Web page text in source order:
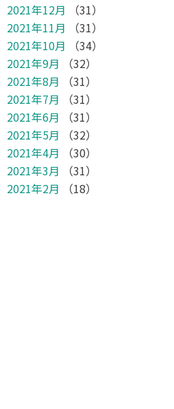
2021年12月
（31）
2021年11月
（31）
2021年10月
（34）
2021年9月
（32）
2021年8月
（31）
2021年7月
（31）
2021年6月
（31）
2021年5月
（32）
2021年4月
（30）
2021年3月
（31）
2021年2月
（18）